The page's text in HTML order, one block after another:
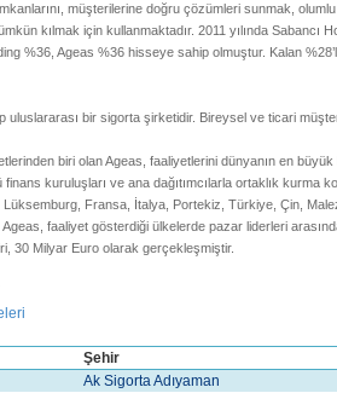
müşterilerine doğru çözümleri sunmak,
kılmak için kullanmaktadır. 2011 yılında Sabancı
%36, Ageas %36 hisseye sahip olmuştur. Kalan
uluslararası bir sigorta şirketidir. Bireysel ve ticari
biri olan Ageas, faaliyetlerini dünyanın en
finans kuruluşları ve ana dağıtımcılarla ortaklık
Fransa, İtalya, Portekiz, Türkiye, Çin,
Ageas, faaliyet gösterdiği ülkelerde pazar liderleri
30 Milyar Euro olarak gerçekleşmiştir.
Şehir
Ak Sigorta Adıyaman